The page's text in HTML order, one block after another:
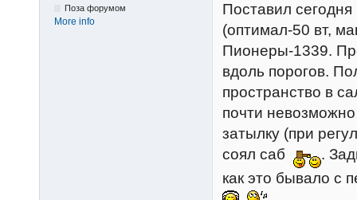
Поза форумом
More info
Поставил
(оптимал-50 вт,
Пионеры-1339.
вдоль порогов.
пространство в
почти невозможно
затылку (при
соял саб
.
как это бывало с